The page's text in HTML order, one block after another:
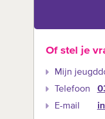
Of stel je
Mijn
Telefoon
E-mail